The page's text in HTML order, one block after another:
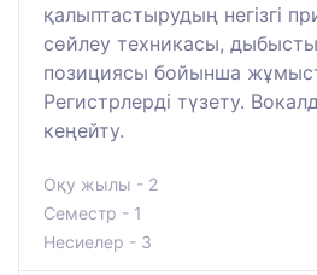
қалыптастырудың негізгі
сөйлеу техникасы,
позициясы бойынша
Регистрлерді түзету.
кеңейту.
Оқу жылы - 2
Семестр - 1
Несиелер - 3